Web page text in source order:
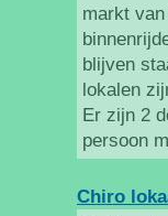
markt van
blijven
lokalen
Er zijn 2
persoon
Chiro